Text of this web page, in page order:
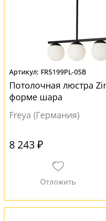
FR5199PL-05B
Потолочная люстра
форме шара
Freya (Германия)
8 243 ₽